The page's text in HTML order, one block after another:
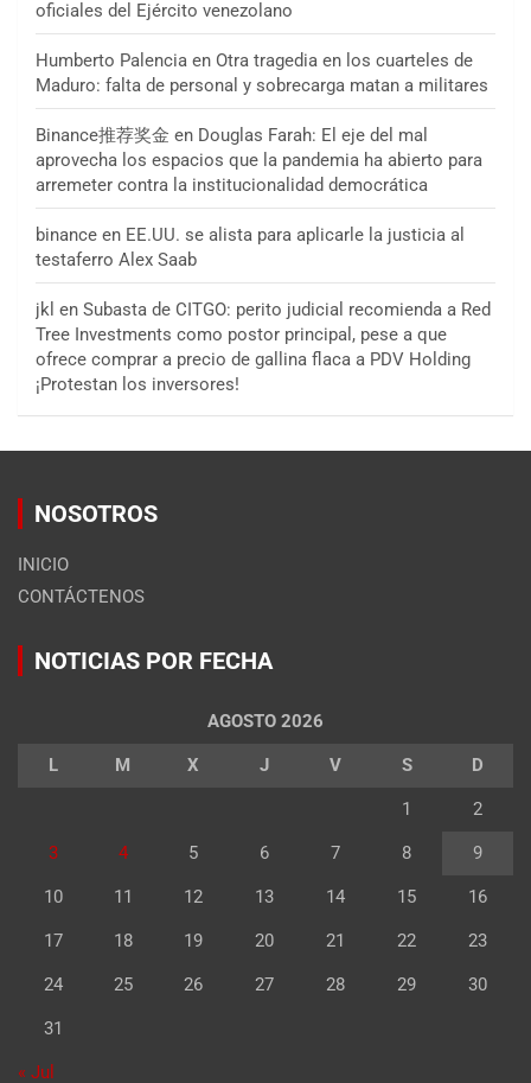
oficiales del Ejército venezolano
Humberto Palencia en Otra tragedia en los cuarteles de
Maduro: falta de personal y sobrecarga matan a militares
Binance推荐奖金 en Douglas Farah: El eje del mal
aprovecha los espacios que la pandemia ha abierto para
arremeter contra la institucionalidad democrática
binance en EE.UU. se alista para aplicarle la justicia al
testaferro Alex Saab
jkl en Subasta de CITGO: perito judicial recomienda a Red
Tree Investments como postor principal, pese a que
ofrece comprar a precio de gallina flaca a PDV Holding
¡Protestan los inversores!
NOSOTROS
INICIO
CONTÁCTENOS
NOTICIAS POR FECHA
AGOSTO 2026
L M X J V S D
1 2
3 4 5 6 7 8 9
10 11 12 13 14 15 16
17 18 19 20 21 22 23
24 25 26 27 28 29 30
31
« Jul